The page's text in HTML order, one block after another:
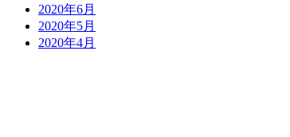
2020年6月
2020年5月
2020年4月